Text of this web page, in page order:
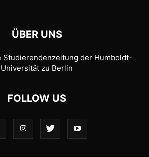
ÜBER UNS
Studierendenzeitung der Humboldt-
Universität zu Berlin
FOLLOW US